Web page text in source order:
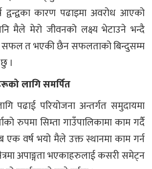
द्वन्द्वका कारण पढाइमा अवरोध आएको
मैले मेरो जीवनको लक्ष्य भेटाउने भन्दै
त भएकी छैन सफलताको बिन्दुसम्म
।
लागि समर्पित
पढाई परियोजना अन्तर्गत समुदायमा
रुपमा सिम्ता गाउँपालिकामा काम गर्दै
वर्ष भयो मैले उक्त स्थानमा काम गर्न
अपाङ्गता भएकाहरुलाई कसरी समेट्न